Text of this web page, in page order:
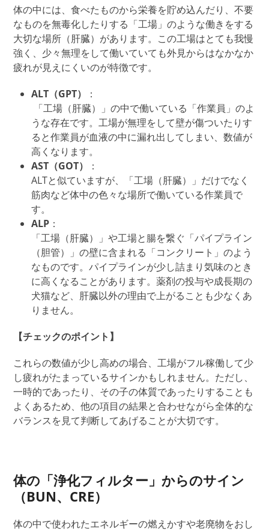
体の中には、食べたものから栄養を貯め込んだり、不要
なものを無毒化したりする「工場」のような働きをする
大切な場所（肝臓）があります。この工場はとても我慢
強く、少々無理をして働いていても外見からはなかなか
疲れが見えにくいのが特徴です。
ALT（GPT）
：
「工場 （肝臓）」の中で働いている「作業員 」のよ
うな存在です。工場が無理をして壁が傷ついたりす
ると作業員が血液の中に漏れ出してしまい、数値が
高くなります。
AST（GOT）
：
ALTと似ていますが、
「工場 （肝臓）」 だけでなく
筋肉など体中の色々な場所で働いている作業員で
す。
ALP ：
「工場 （肝臓）」や工場と腸を繋ぐ 「パイプライン
（胆管）
」の壁に含まれる「コンクリート」のよう
なものです。パイプラインが少し詰まり気味のとき
に高くなることがあります。薬剤の投与や成長期の
犬猫など、肝臓以外の理由で上がることも少なくあ
りません。
【チェックのポイント】
これらの数値が少し高めの場合、工場がフル稼働して少
し疲れがたまっているサインかもしれません。ただし、
一時的であったり 、その子の体質であったりすることも
よくあるため、他の項目の結果と合わせながら全体的な
バランスを見て判断してあげることが大切です。
体の「浄化フィルター」からのサイン
（BUN、CRE）
体の中で使われたエネルギーの燃えかすや老廃物をおし